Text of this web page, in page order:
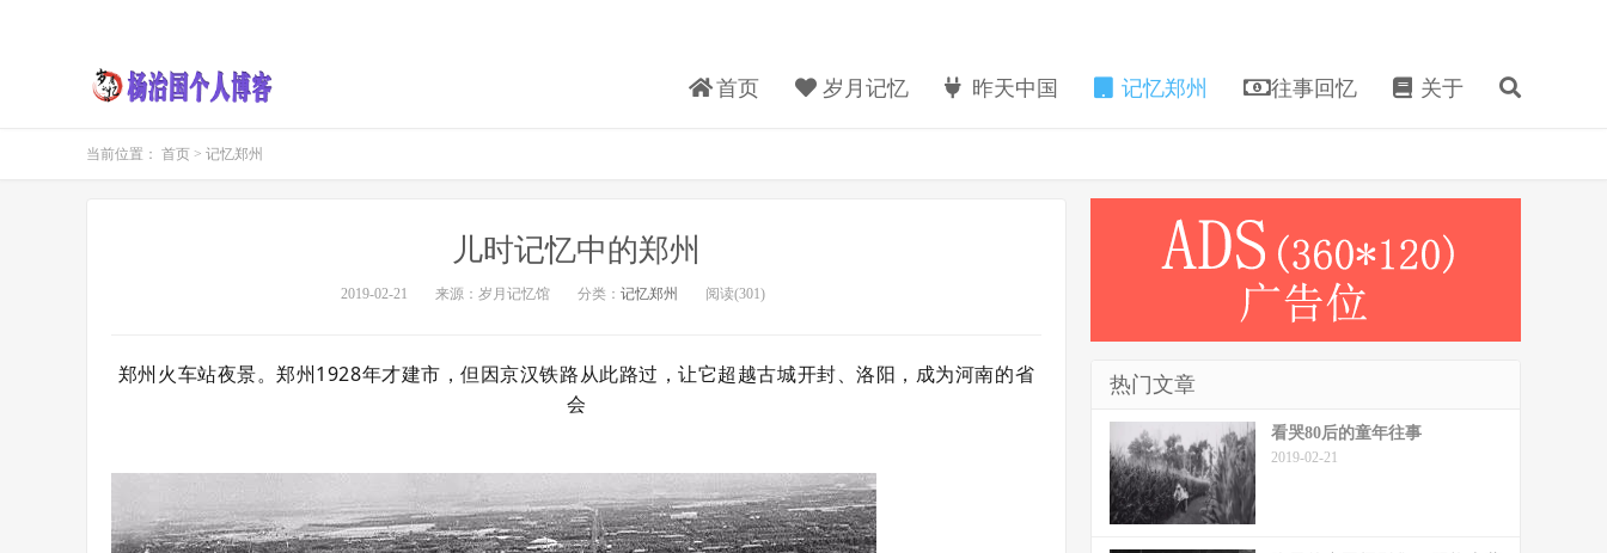
首页 岁月记忆 昨天中国 记忆郑州 往事回忆 关于
当前位置： 首页 > 记忆郑州
儿时记忆中的郑州
2019-02-21 来源：岁月记忆馆 分类： 记忆郑州 阅读(301)
郑州火车站夜景。郑州1928年才建市，但因京汉铁路从此路过，让它超越古城开封、洛阳，成为河南的省
会
热门文章
看哭80后的童年往事
2019-02-21